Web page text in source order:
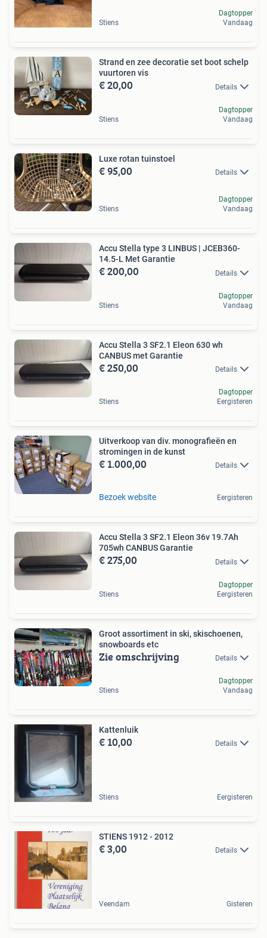
Stiens
Dagtopper
Vandaag
Strand en zee decoratie set boot schelp
vuurtoren vis
€ 20,00 Details
Stiens
Dagtopper
Vandaag
Luxe rotan tuinstoel
€ 95,00 Details
Stiens
Dagtopper
Vandaag
Accu Stella type 3 LINBUS | JCEB360-
14.5-L Met Garantie
€ 200,00 Details
Stiens
Dagtopper
Vandaag
Accu Stella 3 SF2.1 Eleon 630 wh
CANBUS met Garantie
€ 250,00 Details
Stiens
Dagtopper
Eergisteren
Uitverkoop van div. monografieën en
stromingen in de kunst
€ 1.000,00 Details
Bezoek website Eergisteren
Accu Stella 3 SF2.1 Eleon 36v 19.7Ah
705wh CANBUS Garantie
€ 275,00 Details
Stiens
Dagtopper
Eergisteren
Groot assortiment in ski, skischoenen,
snowboards etc
Zie omschrijving Details
Stiens
Dagtopper
Vandaag
Kattenluik
€ 10,00 Details
Stiens Eergisteren
STIENS 1912 - 2012
€ 3,00 Details
Veendam Gisteren